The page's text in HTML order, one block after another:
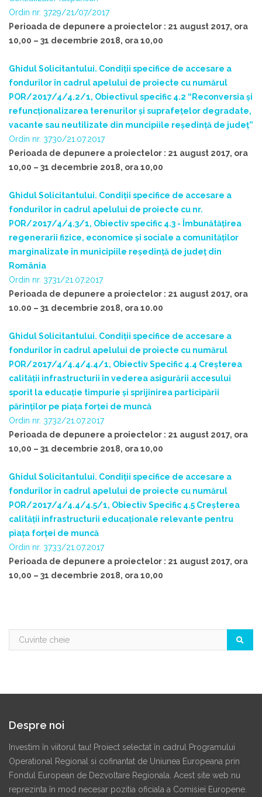
Ordin nr. 3729/21/07/2017
Perioada de depunere a proiectelor : 21 august 2017, ora
10,00 – 31 decembrie 2018, ora 10,00
Ghidul Solicitantului. Condiții specifice de accesare a
fondurilor în cadrul apelului de proiecte cu numărul
POR/2017/4/4.2/1, Obiectivul specific 4.2 “Reconversia și
refuncționalizarea terenurilor și suprafețelor degradate,
vacante sau neutilizate din muncipiile reşedinţă de judeţ”
Ordin nr. 3730/21.07.2017
Perioada de depunere a proiectelor : 21 august 2017, ora
10,00 – 31 decembrie 2018, ora 10,00
Ghidul Solicitantului. Condiții specifice de accesare a
fondurilor in cadrul apelului de proiecte cu nr.
POR/2017/4/4.3/1, Obiectiv specific 4.3 - Îmbunătățirea
regenerarii fizice, economice și sociale a comunităților
marginalizate în municipiile reședință de județ din
România
Ordin nr. 3731/21.07.2017
Perioada de depunere a proiectelor : 21 august 2017, ora
10.00 – 31 decembrie 2018, ora 10.00
Ghidul Solicitantului. Condiții specifice de accesare a
fondurilor în cadrul apelului de proiecte cu numărul
POR/2017/4/4.4/4.4/1, Obiectiv Specific 4.4 Creșterea
calității infrastructurii în vederea asigurării accesului
sporit la educaţie timpurie şi sprijinirea participării
părinţilor pe piaţa forţei de muncă
Ordin nr. 3732/21.07.2017
Perioada de depunere a proiectelor : 21 august 2017, ora
10,00 – 31 decembrie 2018, ora 10,00
Ghidul Solicitantului. Condiții specifice de accesare a
fondurilor în cadrul apelului de proiecte cu numărul
POR/2017/4/4.4/4.5/1, Obiectiv Specific 4.5 Creșterea
calității infrastructurii educaționale relevante pentru
piața forței de muncă
Ordin nr. 3733/21.07.2017
Perioada de depunere a proiectelor : 21 august 2017, ora
10,00 – 31 decembrie 2018, ora 10,00
Despre noi
Investim în viitorul tau! Proiect selectat în cadrul Programului
Operational Regional si cofinantat de Uniunea Europeana prin
Fondul European de Dezvoltare Regionala. Acest site web nu
reprezinta în mod necesar pozitia oficiala a Comisiei Europene.